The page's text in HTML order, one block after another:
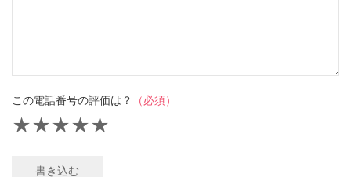
この電話番号の評価は？ （必須）
★
★
★
★
★
書き込む